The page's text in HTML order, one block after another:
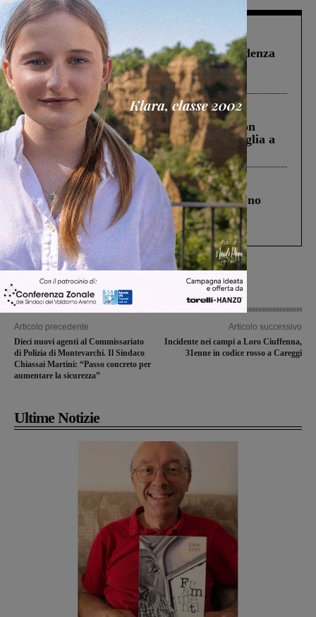
Figline Incisa Valdarno 1 Agosto 2026
Piscina di Figline finanziata oltre la scadenza
Pnrr, il gruppo di Fratelli d’Italia: “Un
ringraziamento al Governo”
Cronaca 3 Agosto 2026
Scomparso da una struttura di Castiglion
Fiorentino l’uomo che aveva ucciso la figlia a
Levane nel 2020
Cronaca 4 Agosto 2026
Un anno fa la strage in A1 in cui morirono
Gianni, Giulia e Franco. Lo schianto, il
processo, lo stop ai sorpassi fra tir....
Articolo precedente
Dieci nuovi agenti al Commissariato
di Polizia di Montevarchi. Il Sindaco
Chiassai Martini: “Passo concreto per
aumentare la sicurezza”
Articolo successivo
Incidente nei campi a Loro Ciuffenna,
31enne in codice rosso a Careggi
Ultime Notizie